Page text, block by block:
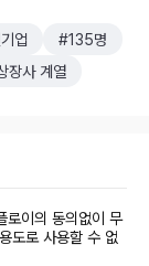
업
#135명
장사 계열
로이의 동의없이 무
도로 사용할 수 없